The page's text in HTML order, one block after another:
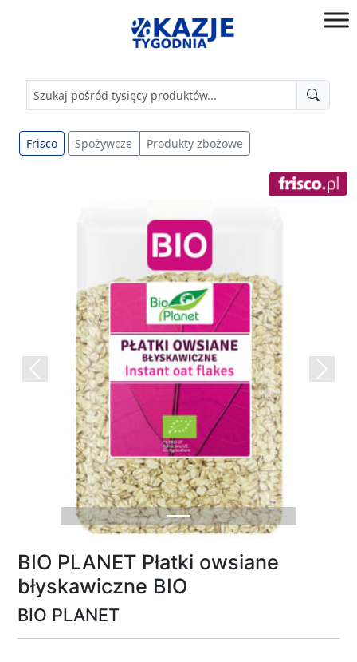
złap
Frisco Spożywcze Produkty zbożowe
Previous Next
BIO PLANET Płatki owsiane
błyskawiczne BIO
BIO PLANET